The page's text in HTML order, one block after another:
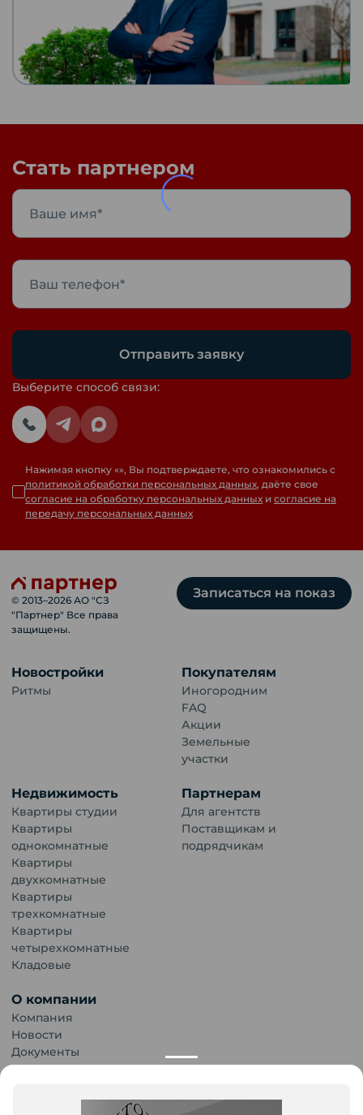
Стать партнером
Отправить заявку
Выберите способ связи:
Нажимая кнопку «», Вы подтверждаете, что ознакомились с
политикой обработки персональных данных, даёте свое
согласие на обработку персональных данных и согласие на
передачу персональных данных
© 2013–2026 АО "СЗ
"Партнер" Все права
защищены.
Записаться на показ
Новостройки
Ритмы
Покупателям
Иногородним
FAQ
Акции
Земельные
участки
Недвижимость
Квартиры студии
Квартиры
однокомнатные
Квартиры
двухкомнатные
Квартиры
трехкомнатные
Квартиры
четырехкомнатные
Кладовые
Партнерам
Для агентств
Поставщикам и
подрядчикам
О компании
Компания
Новости
Документы
Карьера